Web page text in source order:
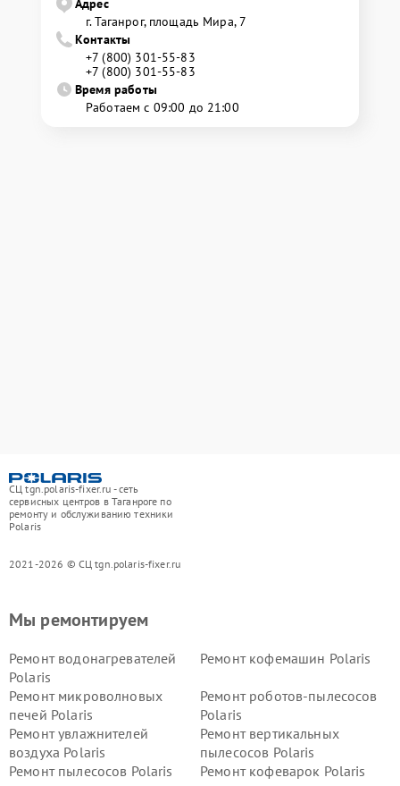
Адрес
г. Таганрог, площадь Мира, 7
Контакты
+7 (800) 301-55-83
+7 (800) 301-55-83
Время работы
Работаем с 09:00 до 21:00
СЦ tgn.polaris-fixer.ru - сеть
сервисных центров в Таганроге по
ремонту и обслуживанию техники
Polaris
2021-2026 © СЦ tgn.polaris-fixer.ru
Мы ремонтируем
Ремонт водонагревателей
Polaris
Ремонт кофемашин Polaris
Ремонт микроволновых
печей Polaris
Ремонт роботов-пылесосов
Polaris
Ремонт увлажнителей
воздуха Polaris
Ремонт вертикальных
пылесосов Polaris
Ремонт пылесосов Polaris
Ремонт кофеварок Polaris